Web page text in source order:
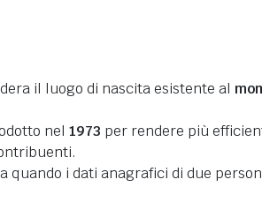
il luogo di nascita esistente al
nel 1973 per rendere più
quando i dati anagrafici di due